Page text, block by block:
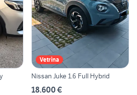
Vetrina
Nissan Juke 1.6 Full Hybrid
18.600 €